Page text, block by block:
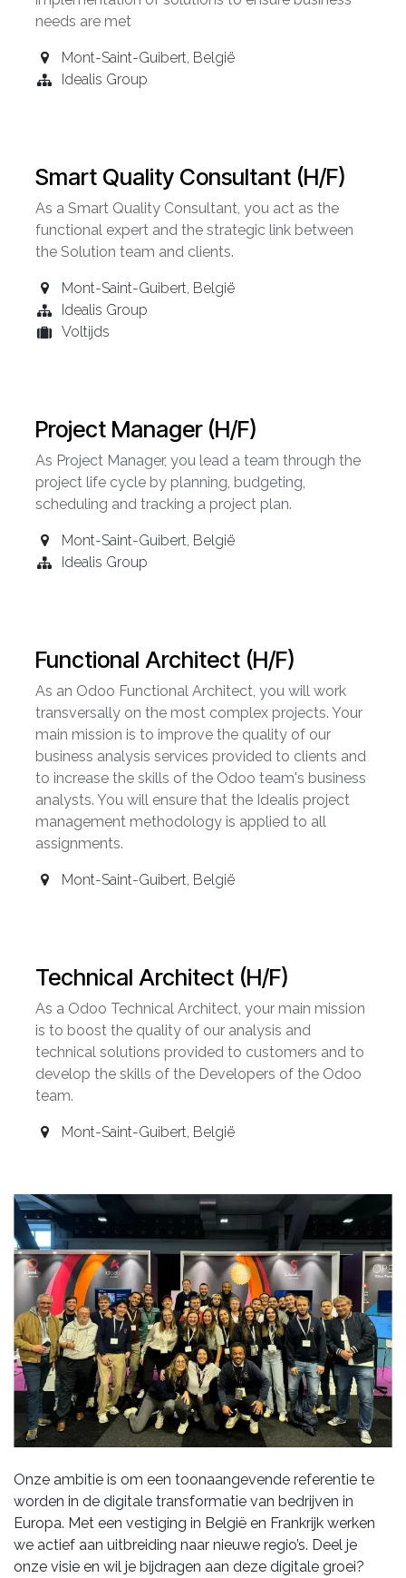
needs are met
Mont-Saint-Guibert, België
Idealis Group
Smart Quality Consultant (H/F)
As a Smart Quality Consultant, you act as the
functional expert and the strategic link between
the Solution team and clients.
Mont-Saint-Guibert, België
Idealis Group
Voltijds
Project Manager (H/F)
As Project Manager, you lead a team through the
project life cycle by planning, budgeting,
scheduling and tracking a project plan.
Mont-Saint-Guibert, België
Idealis Group
Functional Architect (H/F)
As an Odoo Functional Architect, you will work
transversally on the most complex projects. Your
main mission is to improve the quality of our
business analysis services provided to clients and
to increase the skills of the Odoo team's business
analysts. You will ensure that the Idealis project
management methodology is applied to all
assignments.
Mont-Saint-Guibert, België
Technical Architect (H/F)
As a Odoo Technical Architect, your main mission
is to boost the quality of our analysis and
technical solutions provided to customers and to
develop the skills of the Developers of the Odoo
team.
Mont-Saint-Guibert, België
Onze ambitie is om een toonaangevende referentie te
worden in de digitale transformatie van bedrijven in
Europa. Met een vestiging in België en Frankrijk werken
we actief aan uitbreiding naar nieuwe regio’s. Deel je
onze visie en wil je bijdragen aan deze digitale groei?